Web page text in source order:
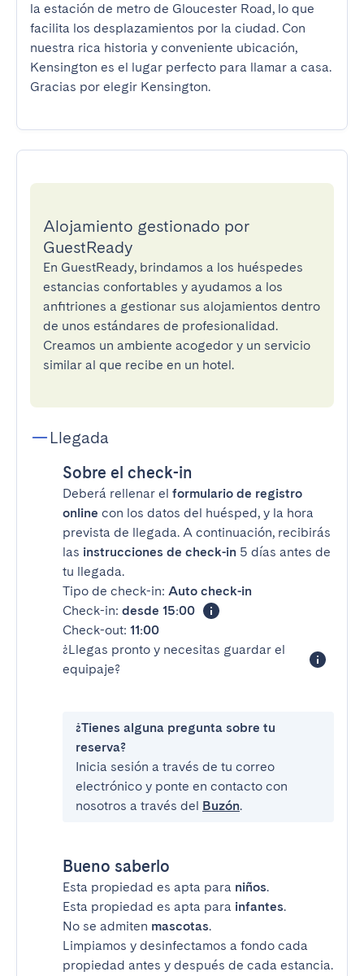
la estación de metro de Gloucester Road, lo que
facilita los desplazamientos por la ciudad. Con
nuestra rica historia y conveniente ubicación,
Kensington es el lugar perfecto para llamar a casa.
Gracias por elegir Kensington.
Alojamiento gestionado por
GuestReady
En GuestReady, brindamos a los huéspedes
estancias confortables y ayudamos a los
anfitriones a gestionar sus alojamientos dentro
de unos estándares de profesionalidad.
Creamos un ambiente acogedor y un servicio
similar al que recibe en un hotel.
Llegada
Sobre el check-in
Deberá rellenar el formulario de registro
online con los datos del huésped, y la hora
prevista de llegada. A continuación, recibirás
las instrucciones de check-in 5 días antes de
tu llegada.
Tipo de check-in: Auto check-in
Check-in: desde 15:00
Check-out: 11:00
¿Llegas pronto y necesitas guardar el
equipaje?
¿Tienes alguna pregunta sobre tu
reserva?
Inicia sesión a través de tu correo
electrónico y ponte en contacto con
nosotros a través del Buzón.
Bueno saberlo
Esta propiedad es apta para niños.
Esta propiedad es apta para infantes.
No se admiten mascotas.
Limpiamos y desinfectamos a fondo cada
propiedad antes y después de cada estancia.